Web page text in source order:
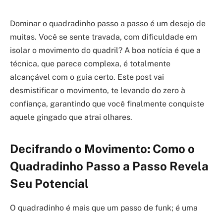
Dominar o quadradinho passo a passo é um desejo de
muitas. Você se sente travada, com dificuldade em
isolar o movimento do quadril? A boa notícia é que a
técnica, que parece complexa, é totalmente
alcançável com o guia certo. Este post vai
desmistificar o movimento, te levando do zero à
confiança, garantindo que você finalmente conquiste
aquele gingado que atrai olhares.
Decifrando o Movimento: Como o
Quadradinho Passo a Passo Revela
Seu Potencial
O quadradinho é mais que um passo de funk; é uma